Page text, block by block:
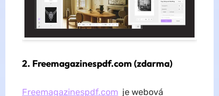
2. Freemagazinespdf.com (zdarma)
Freemagazinespdf.com je webová